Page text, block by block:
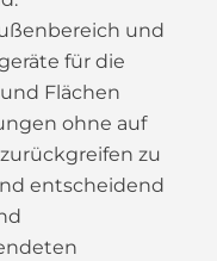
und
für die
Flächen
ohne auf
zu
entscheidend